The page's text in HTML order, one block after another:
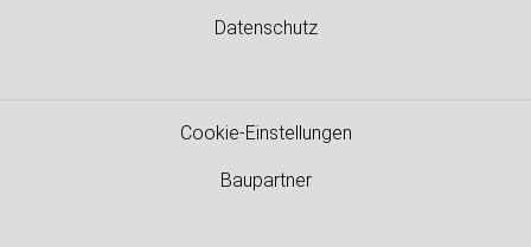
Datenschutz
Cookie-Einstellungen
Baupartner